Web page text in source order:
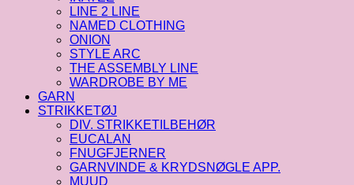
LINE 2 LINE
NAMED CLOTHING
ONION
STYLE ARC
THE ASSEMBLY LINE
WARDROBE BY ME
GARN
STRIKKETØJ
DIV. STRIKKETILBEHØR
EUCALAN
FNUGFJERNER
GARNVINDE & KRYDSNØGLE APP.
MUUD